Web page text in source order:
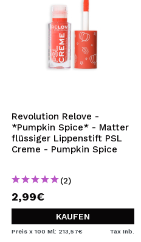
Revolution Relove -
*Pumpkin Spice* - Matter
flüssiger Lippenstift PSL
Creme - Pumpkin Spice
(2)
2,99€
KAUFEN
Preis x 100 Ml: 213,57€ Tax Inb.